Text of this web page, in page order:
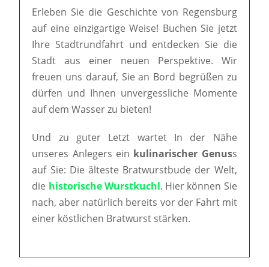
Erleben Sie die Geschichte von Regensburg
auf eine einzigartige Weise! Buchen Sie jetzt
Ihre Stadtrundfahrt und entdecken Sie die
Stadt aus einer neuen Perspektive. Wir
freuen uns darauf, Sie an Bord begrüßen zu
dürfen und Ihnen unvergessliche Momente
auf dem Wasser zu bieten!
Und zu guter Letzt wartet In der Nähe
unseres Anlegers ein kulinarischer Genuss
auf Sie: Die älteste Bratwurstbude der Welt,
die historische Wurstkuchl. Hier können Sie
nach, aber natürlich bereits vor der Fahrt mit
einer köstlichen Bratwurst stärken.